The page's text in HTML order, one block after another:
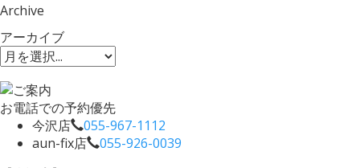
Archive
アーカイブ
お電話での予約優先
今沢店
055-967-1112
aun-fix店
055-926-0039